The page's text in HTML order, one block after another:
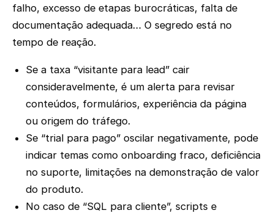
falho, excesso de etapas burocráticas, falta de
documentação adequada… O segredo está no
tempo de reação.
Se a taxa “visitante para lead” cair
consideravelmente, é um alerta para revisar
conteúdos, formulários, experiência da página
ou origem do tráfego.
Se “trial para pago” oscilar negativamente, pode
indicar temas como onboarding fraco, deficiência
no suporte, limitações na demonstração de valor
do produto.
No caso de “SQL para cliente”, scripts e